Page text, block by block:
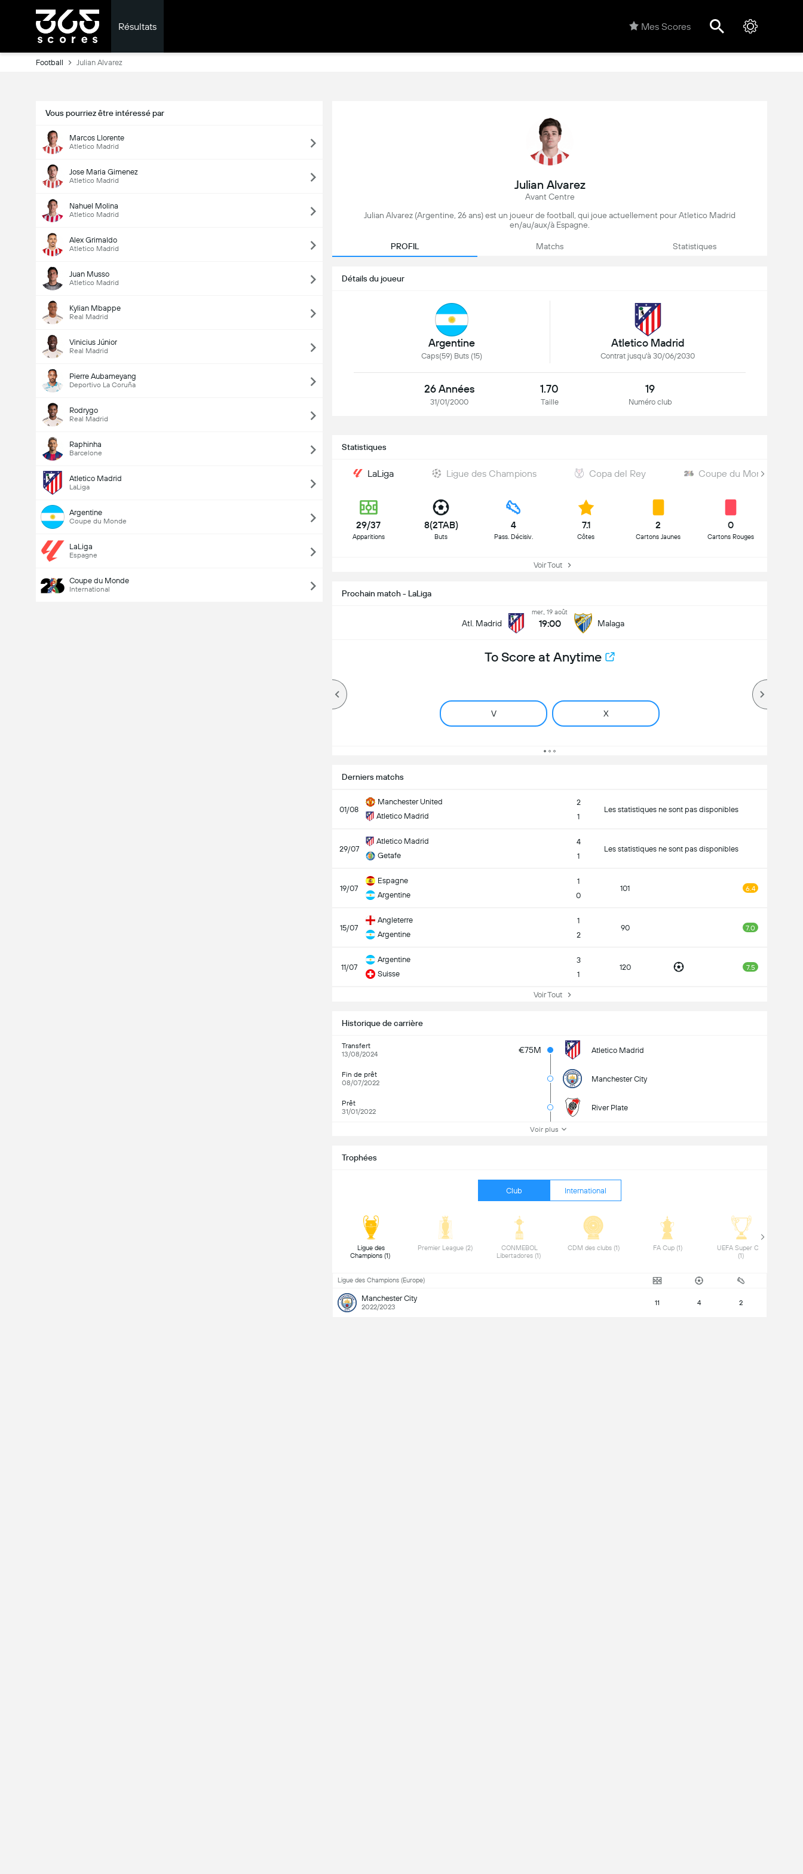
Résultats Mes Scores
Football Julian Alvarez
Vous pourriez être intéressé par
Marcos Llorente
Atletico Madrid
Jose Maria Gimenez
Atletico Madrid
Nahuel Molina
Atletico Madrid
Alex Grimaldo
Atletico Madrid
Juan Musso
Atletico Madrid
Kylian Mbappe
Real Madrid
Vinicius Júnior
Real Madrid
Pierre Aubameyang
Deportivo La Coruña
Rodrygo
Real Madrid
Raphinha
Barcelone
Atletico Madrid
LaLiga
Argentine
Coupe du Monde
LaLiga
Espagne
Coupe du Monde
International
Julian Alvarez
Avant Centre
Julian Alvarez (Argentine, 26 ans) est un joueur de football, qui joue actuellement pour Atletico Madrid
en/au/aux/à Espagne.
PROFIL Matchs Statistiques
Détails du joueur
Argentine
Caps(59) Buts (15)
Atletico Madrid
Contrat jusqu'à 30/06/2030
26 Années
31/01/2000
1.70
Taille
19
Numéro club
Statistiques
LaLiga Ligue des Champions Copa del Rey Coupe du Monde
29/37
Apparitions
8(2TAB)
Buts
4
Pass. Décisiv.
7.1
Côtes
2
Cartons Jaunes
0
Cartons Rouges
Voir Tout
Prochain match - LaLiga
Atl. Madrid
mer., 19 août
19:00 Malaga
To Score at Anytime
V X
Derniers matchs
01/08
Manchester United
Atletico Madrid
2
1
Les statistiques ne sont pas disponibles
29/07
Atletico Madrid
Getafe
4
1
Les statistiques ne sont pas disponibles
19/07
Espagne
Argentine
1
0
101 6.4
15/07
Angleterre
Argentine
1
2
90 7.0
11/07
Argentine
Suisse
3
1
120 7.5
Voir Tout
Historique de carrière
Transfert
13/08/2024
€75M Atletico Madrid
Fin de prêt
08/07/2022
Manchester City
Prêt
31/01/2022
River Plate
Voir plus
Trophées
Club International
Ligue des
CONMEBOL
Libertadores (1)
CDM des clubs (1) FA Cup (1)
UEFA Super Cup
(1)
Ligue des Champions (Europe)
Manchester City
2022/2023 11 4 2